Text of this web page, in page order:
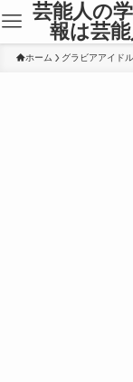
芸能人の
報は芸
ホーム グラビアアイドル